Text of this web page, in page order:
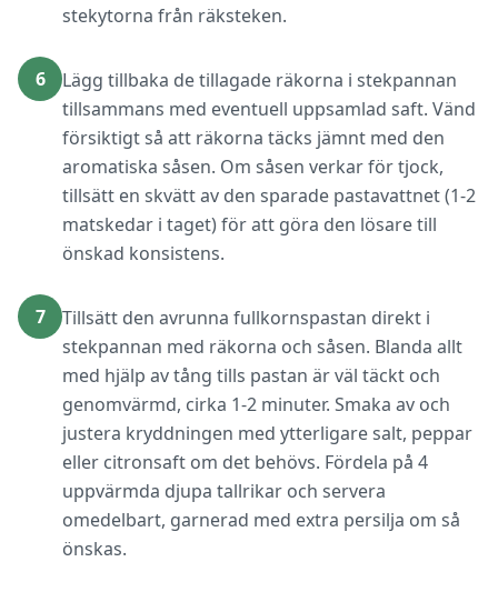
stekytorna från räksteken.
6
Lägg tillbaka de tillagade räkorna i stekpannan
tillsammans med eventuell uppsamlad saft. Vänd
försiktigt så att räkorna täcks jämnt med den
aromatiska såsen. Om såsen verkar för tjock,
tillsätt en skvätt av den sparade pastavattnet (1-2
matskedar i taget) för att göra den lösare till
önskad konsistens.
7
Tillsätt den avrunna fullkornspastan direkt i
stekpannan med räkorna och såsen. Blanda allt
med hjälp av tång tills pastan är väl täckt och
genomvärmd, cirka 1-2 minuter. Smaka av och
justera kryddningen med ytterligare salt, peppar
eller citronsaft om det behövs. Fördela på 4
uppvärmda djupa tallrikar och servera
omedelbart, garnerad med extra persilja om så
önskas.